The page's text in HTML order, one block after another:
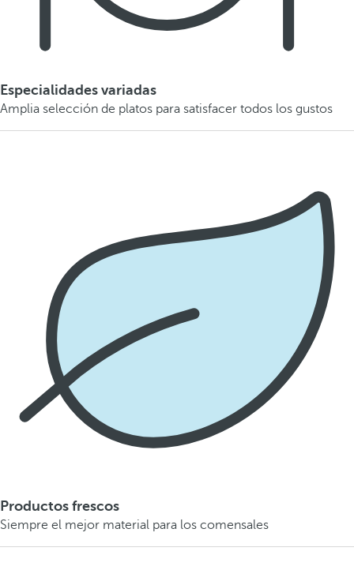
Especialidades variadas
Amplia selección de platos para satisfacer todos los gustos
Productos frescos
Siempre el mejor material para los comensales